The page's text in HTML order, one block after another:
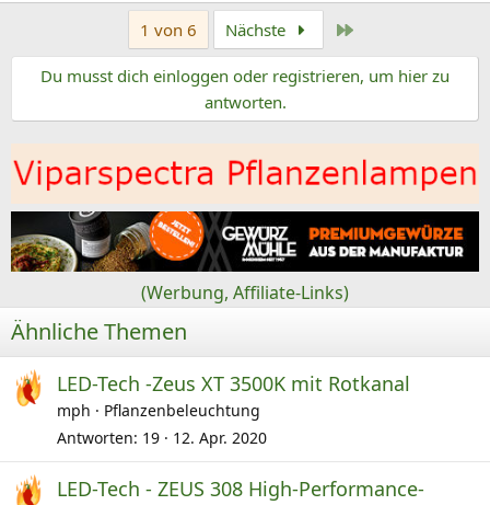
e
k
o
e
1 von 6 Nächste
Du musst dich einloggen oder registrieren, um hier zu
antworten.
(Werbung, Affiliate-Links)
Ähnliche Themen
LED-Tech -Zeus XT 3500K mit Rotkanal
mph
Pflanzenbeleuchtung
Antworten 19 12. Apr. 2020
LED-Tech - ZEUS 308 High-Performance-